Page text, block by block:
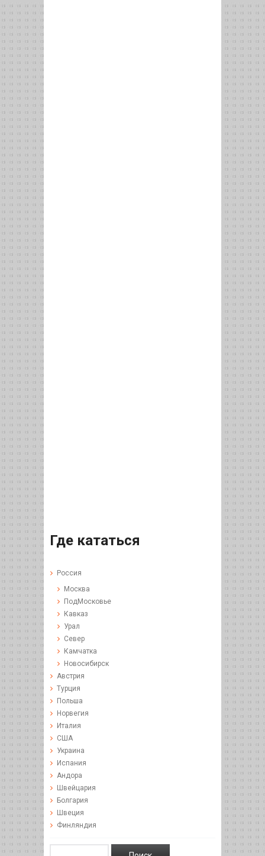
Где кататься
Россия
Москва
ПодМосковье
Кавказ
Урал
Север
Камчатка
Новосибирск
Австрия
Турция
Польша
Норвегия
Италия
США
Украина
Испания
Андора
Швейцария
Болгария
Швеция
Финляндия